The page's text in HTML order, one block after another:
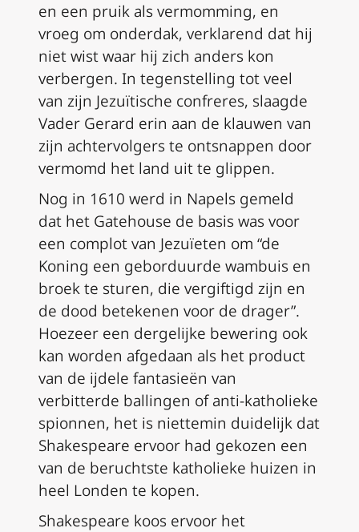
en een pruik als vermomming, en
vroeg om onderdak, verklarend dat hij
niet wist waar hij zich anders kon
verbergen. In tegenstelling tot veel
van zijn Jezuïtische confreres, slaagde
Vader Gerard erin aan de klauwen van
zijn achtervolgers te ontsnappen door
vermomd het land uit te glippen.
Nog in 1610 werd in Napels gemeld
dat het Gatehouse de basis was voor
een complot van Jezuïeten om “de
Koning een geborduurde wambuis en
broek te sturen, die vergiftigd zijn en
de dood betekenen voor de drager”.
Hoezeer een dergelijke bewering ook
kan worden afgedaan als het product
van de ijdele fantasieën van
verbitterde ballingen of anti-katholieke
spionnen, het is niettemin duidelijk dat
Shakespeare ervoor had gekozen een
van de beruchtste katholieke huizen in
heel Londen te kopen.
Shakespeare koos ervoor het